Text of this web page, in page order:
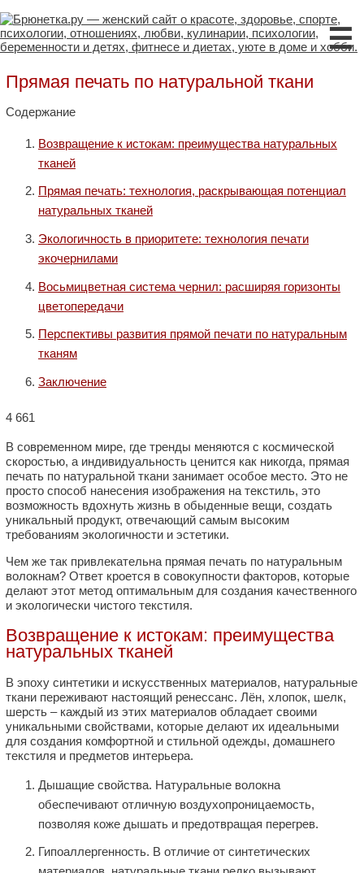
☰
Прямая печать по натуральной ткани
Содержание
Возвращение к истокам: преимущества натуральных
тканей
Прямая печать: технология, раскрывающая потенциал
натуральных тканей
Экологичность в приоритете: технология печати
экочернилами
Восьмицветная система чернил: расширяя горизонты
цветопередачи
Перспективы развития прямой печати по натуральным
тканям
Заключение
4 661
В современном мире, где тренды меняются с космической
скоростью, а индивидуальность ценится как никогда, прямая
печать по натуральной ткани занимает особое место. Это не
просто способ нанесения изображения на текстиль, это
возможность вдохнуть жизнь в обыденные вещи, создать
уникальный продукт, отвечающий самым высоким
требованиям экологичности и эстетики.
Чем же так привлекательна прямая печать по натуральным
волокнам? Ответ кроется в совокупности факторов, которые
делают этот метод оптимальным для создания качественного
и экологически чистого текстиля.
Возвращение к истокам: преимущества
натуральных тканей
В эпоху синтетики и искусственных материалов, натуральные
ткани переживают настоящий ренессанс. Лён, хлопок, шелк,
шерсть – каждый из этих материалов обладает своими
уникальными свойствами, которые делают их идеальными
для создания комфортной и стильной одежды, домашнего
текстиля и предметов интерьера.
Дышащие свойства. Натуральные волокна
обеспечивают отличную воздухопроницаемость,
позволяя коже дышать и предотвращая перегрев.
Гипоаллергенность. В отличие от синтетических